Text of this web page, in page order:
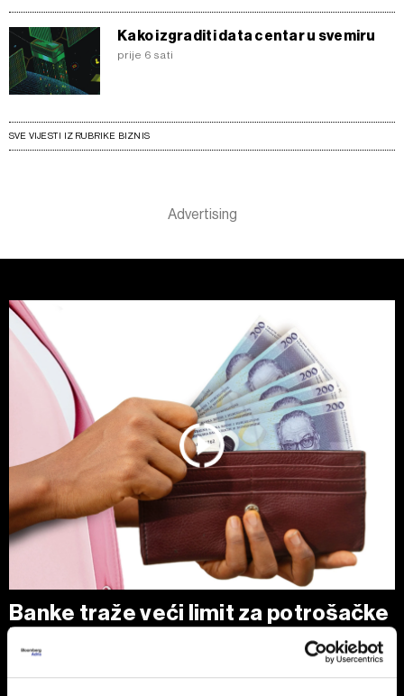
Kako izgraditi data centar u svemiru
prije 6 sati
SVE VIJESTI IZ RUBRIKE BIZNIS
Banke traže veći limit za potrošačke
kredite: Prag od 50.000 KM prenizak
Banke u Bosni i Hercegovini (BiH) traže povećanje limita za
potrošačke, odnosno nenamjenske kredite sa sadašnjih